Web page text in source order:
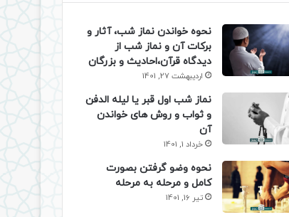
نحوه خواندن نماز شب، آثار و
برکات آن و نماز شب از
دیدگاه قرآن،احادیث و بزرگان
اردیبهشت 27, 1401
نماز شب اول قبر یا لیله الدفن
و ثواب و روش های خواندن
آن
خرداد 1, 1401
نحوه وضو گرفتن بصورت
کامل و مرحله به مرحله
تیر 16, 1401